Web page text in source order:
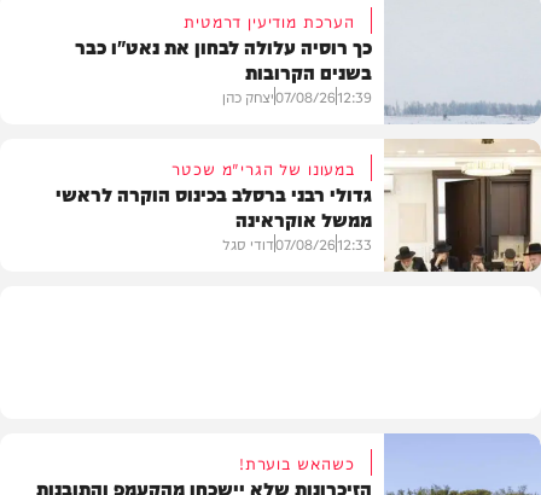
הערכת מודיעין דרמטית
כך רוסיה עלולה לבחון את נאט"ו כבר
בשנים הקרובות
12:39
07/08/26יצחק כהן
במעונו של הגרי"מ שכטר
גדולי רבני ברסלב בכינוס הוקרה לראשי
ממשל אוקראינה
12:33
07/08/26דודי סגל
כשהאש בוערת!
הזיכרונות שלא יישכחו מהקעמפ והתובנות